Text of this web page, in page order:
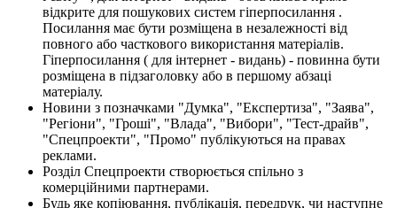
відкрите для пошукових систем гіперпосилання .
Посилання має бути розміщена в незалежності від
повного або часткового використання матеріалів.
Гіперпосилання ( для інтернет - видань) - повинна бути
розміщена в підзаголовку або в першому абзаці
матеріалу.
Новини з позначками "Думка", "Експертиза", "Заява",
"Регіони", "Гроші", "Влада", "Вибори", "Тест-драйв",
"Спецпроекти", "Промо" публікуються на правах
реклами.
Розділ Спецпроекти створюється спільно з
комерційними партнерами.
Будь яке копіювання, публікація, передрук, чи наступне